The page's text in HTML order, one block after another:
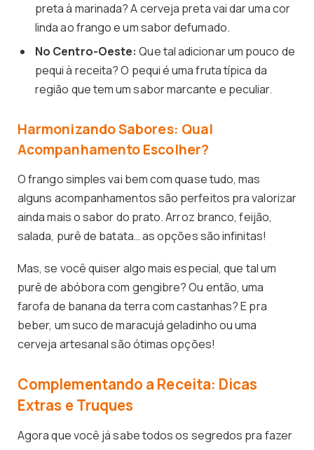
preta à marinada? A cerveja preta vai dar uma cor
linda ao frango e um sabor defumado.
No Centro-Oeste: Que tal adicionar um pouco de
pequi à receita? O pequi é uma fruta típica da
região que tem um sabor marcante e peculiar.
Harmonizando Sabores: Qual
Acompanhamento Escolher?
O frango simples vai bem com quase tudo, mas
alguns acompanhamentos são perfeitos pra valorizar
ainda mais o sabor do prato. Arroz branco, feijão,
salada, purê de batata… as opções são infinitas!
Mas, se você quiser algo mais especial, que tal um
purê de abóbora com gengibre? Ou então, uma
farofa de banana da terra com castanhas? E pra
beber, um suco de maracujá geladinho ou uma
cerveja artesanal são ótimas opções!
Complementando a Receita: Dicas
Extras e Truques
Agora que você já sabe todos os segredos pra fazer